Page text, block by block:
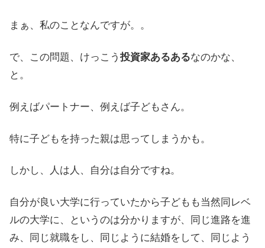
まぁ、私のことなんですが。。
で、この問題、けっこう 投資家あるあるなのかな、
と。
例えばパートナー、例えば子どもさん。
特に子どもを持った親は思ってしまうかも。
しかし、人は人、自分は自分ですね。
自分が良い大学に行っていたから子どもも当然同レベ
ルの大学に、というのは分かりますが、同じ進路を進
み、同じ就職をし、同じように結婚をして、同じよう